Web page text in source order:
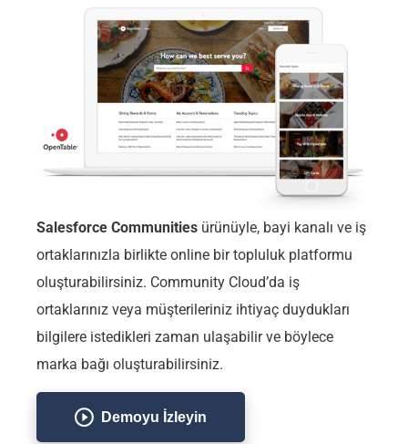
Salesforce Communities ürünüyle, bayi kanalı ve iş
ortaklarınızla birlikte online bir topluluk platformu
oluşturabilirsiniz. Community Cloud’da iş
ortaklarınız veya müşterileriniz ihtiyaç duydukları
bilgilere istedikleri zaman ulaşabilir ve böylece
marka bağı oluşturabilirsiniz.
Demoyu İzleyin